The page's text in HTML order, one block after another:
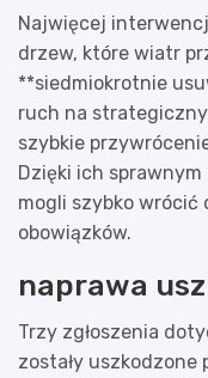
Najwięcej
drzew, które wiatr
**siedmiokrotnie
ruch na
szybkie
Dzięki ich sprawnym
mogli szybko wrócić
obowiązków.
naprawa
Trzy zgłoszenia
zostały